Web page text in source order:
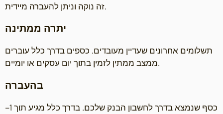
זה נוקה וניתן להעברה מיידית.
יתרה ממתינה
תשלומים אחרונים שעדיין מעובדים. כספים בדרך כלל עוברים
ממצב ממתין לזמין בתוך יום עסקים או יומיים.
בהעברה
כסף שנמצא בדרך לחשבון הבנק שלכם. בדרך כלל מגיע תוך 1–